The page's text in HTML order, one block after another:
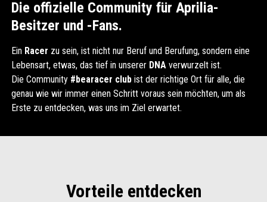
Die offizielle Community für Aprilia-
Besitzer und -Fans.
Ein Racer zu sein, ist nicht nur Beruf und Berufung, sondern eine
Lebensart, etwas, das tief in unserer DNAverwurzelt ist.
Die Community #bearacer clubist der richtige Ort für alle, die
genau wie wir immer einen Schritt voraus sein möchten, um als
Erste zu entdecken, was uns im Ziel erwartet.
Vorteile entdecken